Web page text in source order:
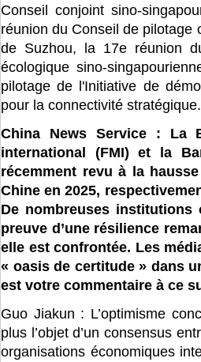
Conseil conjoint sino-
réunion du Conseil de pilotage
de Suzhou, la 17e réunion
écologique sino-
pilotage de l'Initiative de
pour la connectivité stratégique.
China News Service : La
international (FMI) et la
récemment revu à la
Chine en 2025,
De nombreuses institutions
preuve d’une résilience
elle est confrontée. Les
« oasis de certitude » dans
est votre commentaire à ce
Guo Jiakun : L’optimisme
plus l’objet d’un consensus
organisations économiques